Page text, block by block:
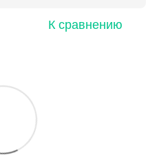
К сравнению